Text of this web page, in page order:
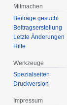
Mitmachen
Beiträge gesucht
Beitragserstellung
Letzte Änderungen
Hilfe
Werkzeuge
Spezialseiten
Druckversion
Impressum